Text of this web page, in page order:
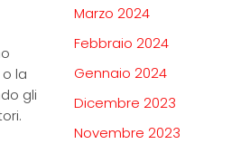
la
gli
Marzo 2024
Febbraio 2024
Gennaio 2024
Dicembre 2023
Novembre 2023